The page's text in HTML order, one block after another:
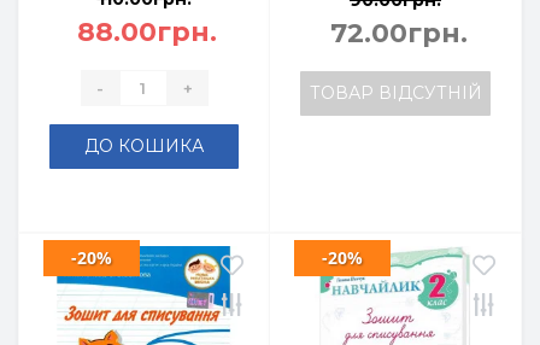
88.00грн.
- +
ДО КОШИКА
72.00грн.
ТОВАР ВІДСУТНІЙ
-20% -20%